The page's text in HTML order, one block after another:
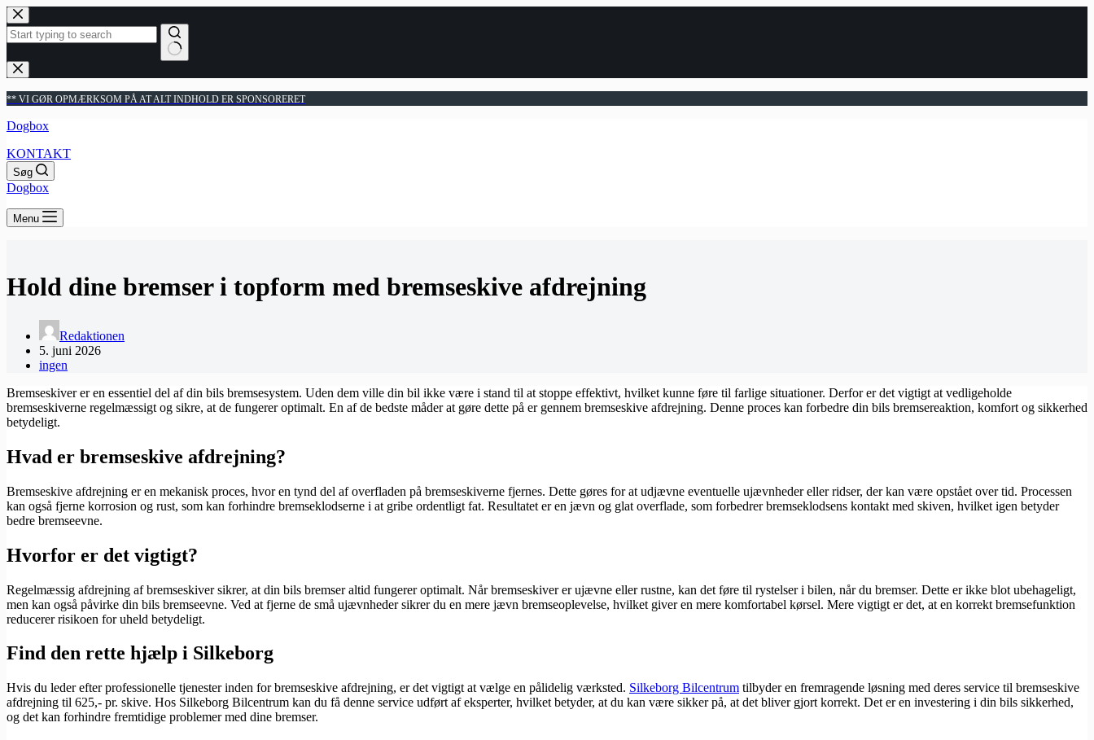
Fortsæt
til
indhold
Ingen
resultater
** VI GØR OPMÆRKSOM PÅ AT ALT INDHOLD ER SPONSORERET
Dogbox
KONTAKT
Søg
Dogbox
Menu
Hold dine bremser i topform med bremseskive afdrejning
Redaktionen
5. juni 2026
ingen
Bremseskiver er en essentiel del af din bils bremsesystem. Uden dem ville din bil ikke være i stand til at stoppe effektivt, hvilket kunne føre til farlige situationer. Derfor er det vigtigt at vedligeholde
bremseskiverne regelmæssigt og sikre, at de fungerer optimalt. En af de bedste måder at gøre dette på er gennem bremseskive afdrejning. Denne proces kan forbedre din bils bremsereaktion, komfort og sikkerhed
betydeligt.
Hvad er bremseskive afdrejning?
Bremseskive afdrejning er en mekanisk proces, hvor en tynd del af overfladen på bremseskiverne fjernes. Dette gøres for at udjævne eventuelle ujævnheder eller ridser, der kan være opstået over tid. Processen
kan også fjerne korrosion og rust, som kan forhindre bremseklodserne i at gribe ordentligt fat. Resultatet er en jævn og glat overflade, som forbedrer bremseklodsens kontakt med skiven, hvilket igen betyder
bedre bremseevne.
Hvorfor er det vigtigt?
Regelmæssig afdrejning af bremseskiver sikrer, at din bils bremser altid fungerer optimalt. Når bremseskiver er ujævne eller rustne, kan det føre til rystelser i bilen, når du bremser. Dette er ikke blot ubehageligt,
men kan også påvirke din bils bremseevne. Ved at fjerne de små ujævnheder sikrer du en mere jævn bremseoplevelse, hvilket giver en mere komfortabel kørsel. Mere vigtigt er det, at en korrekt bremsefunktion
reducerer risikoen for uheld betydeligt.
Find den rette hjælp i Silkeborg
Hvis du leder efter professionelle tjenester inden for bremseskive afdrejning, er det vigtigt at vælge en pålidelig værksted. Silkeborg Bilcentrum tilbyder en fremragende løsning med deres service til bremseskive
afdrejning til 625,- pr. skive. Hos Silkeborg Bilcentrum kan du få denne service udført af eksperter, hvilket betyder, at du kan være sikker på, at det bliver gjort korrekt. Det er en investering i din bils sikkerhed,
og det kan forhindre fremtidige problemer med dine bremser.